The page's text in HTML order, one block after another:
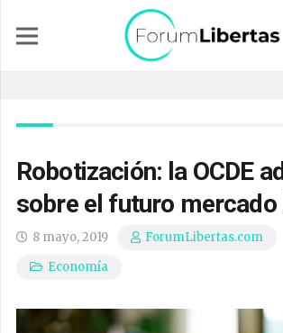
Robotización: la OCDE
sobre el futuro mercado
8 mayo, 2019
ForumLibertas.com
Economía